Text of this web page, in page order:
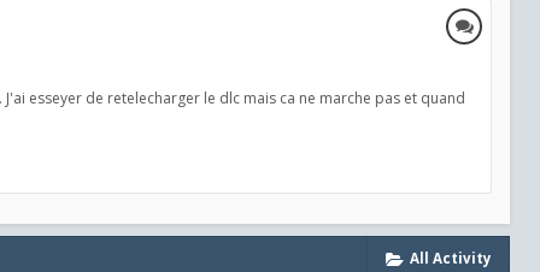
esseyer de retelecharger le dlc mais ca ne marche pas et quand
All Activity